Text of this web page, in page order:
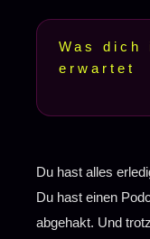
Was dich
erwartet
2
Du hast alles
Du hast einen
abgehakt. Und